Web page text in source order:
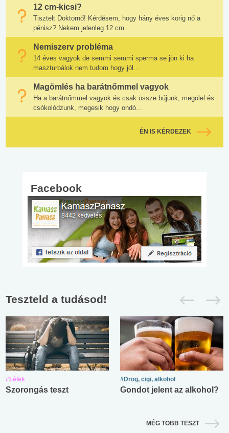
12 cm-kicsi?
Tisztelt Doktornő! Kérdésem, hogy hány éves korig nő a
pénisz? Nekem jelenleg 12 cm...
Nemiszerv probléma
14 éves vagyok de semmi semmi sperma se jön ki ha
maszturbálok nem tudom hogy jól...
Magömlés ha barátnőmmel vagyok
Ha a barátnőmmel vagyok és csak össze bújunk, megölel és
csókolódzunk, megesik hogy ondó...
ÉN IS KÉRDEZEK
Facebook
Teszteld a tudásod!
#Lélek
Szorongás teszt
#Drog, cigi, alkohol
Gondot jelent az alkohol?
MÉG TÖBB TESZT